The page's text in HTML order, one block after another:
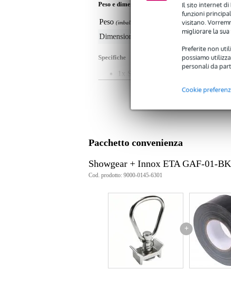
Il sito internet di
funzioni
visitano.
migliorare la
Preferite non
possiamo
personali da
Cookie
Peso e dimensioni imballaggio incluso
Peso (imballaggio incluso)
200 gr
Dimensioni
8,0 x
Specifiche
1x Showgear Small Fly Eye
carico massimo: 300 daN
finitura: zincato
altezza: 66 mm
peso: 0,147 kg
Pacchetto convenienza
Showgear + Innox ETA GAF-01-BK
Cod. prodotto: 9000-0145-6301
+